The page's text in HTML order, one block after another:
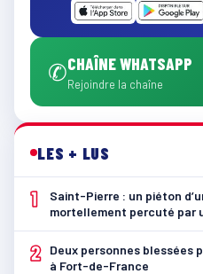
✆CHAÎNE WHATSAPP
Rejoindre la chaîne
LES + LUS
1
Saint-Pierre : un piéton
mortellement percuté par
2
Deux personnes blessées
à Fort-de-France